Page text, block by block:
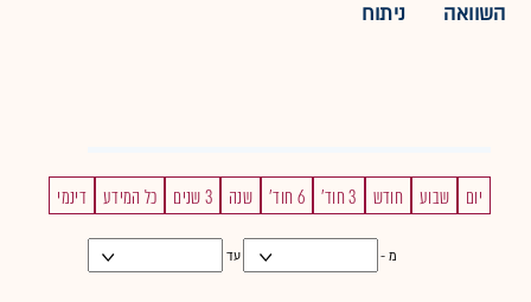
השוואה ניתוח
יום שבוע חודש 3 חוד' 6 חוד' שנה 3 שנים כל המידע דינמי
מ - עד